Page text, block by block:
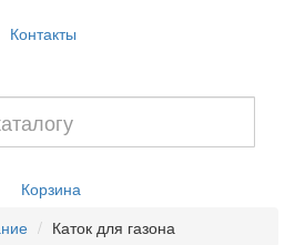
Контакты
Корзина
Каток для газона